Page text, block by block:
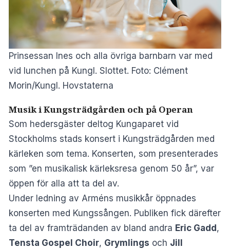
Prinsessan Ines och alla övriga barnbarn var med
vid lunchen på Kungl. Slottet. Foto: Clément
Morin/Kungl. Hovstaterna
Musik i Kungsträdgården och på Operan
Som hedersgäster deltog Kungaparet vid
Stockholms stads konsert i Kungsträdgården med
kärleken som tema. Konserten, som presenterades
som ”en musikalisk kärleksresa genom 50 år”, var
öppen för alla att ta del av.
Under ledning av Arméns musikkår öppnades
konserten med Kungssången. Publiken fick därefter
ta del av framträdanden av bland andra Eric Gadd,
Tensta Gospel Choir, Grymlings och Jill